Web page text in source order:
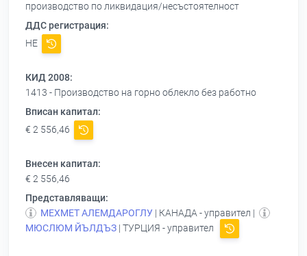
производство по ликвидация/несъстоятелност
ДДС регистрация:
НЕ
КИД 2008:
1413 - Производство на горно облекло без работно
Вписан капитал:
€ 2 556,46
Внесен капитал:
€ 2 556,46
Представляващи:
МЕХМЕТ АЛЕМДАРОГЛУ | КАНАДА - управител |
МЮСЛЮМ ЙЪЛДЪЗ | ТУРЦИЯ - управител